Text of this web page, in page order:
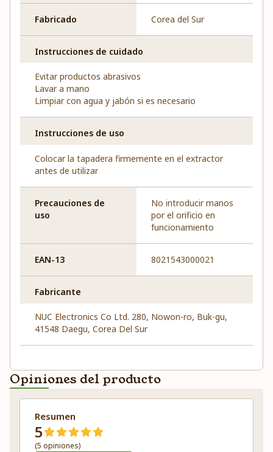
Fabricado Corea del Sur
Instrucciones de cuidado
Evitar productos abrasivos
Lavar a mano
Limpiar con agua y jabón si es necesario
Instrucciones de uso
Colocar la tapadera firmemente en el extractor
antes de utilizar
Precauciones de
uso
No introducir manos
por el orificio en
funcionamiento
EAN-13 8021543000021
Fabricante
NUC Electronics Co Ltd. 280, Nowon-ro, Buk-gu,
41548 Daegu, Corea Del Sur
Opiniones del producto
Resumen
5
(5 opiniones)